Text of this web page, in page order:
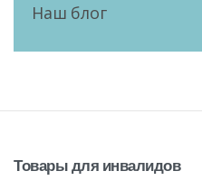
Наш блог
Товарыдля инвалидов